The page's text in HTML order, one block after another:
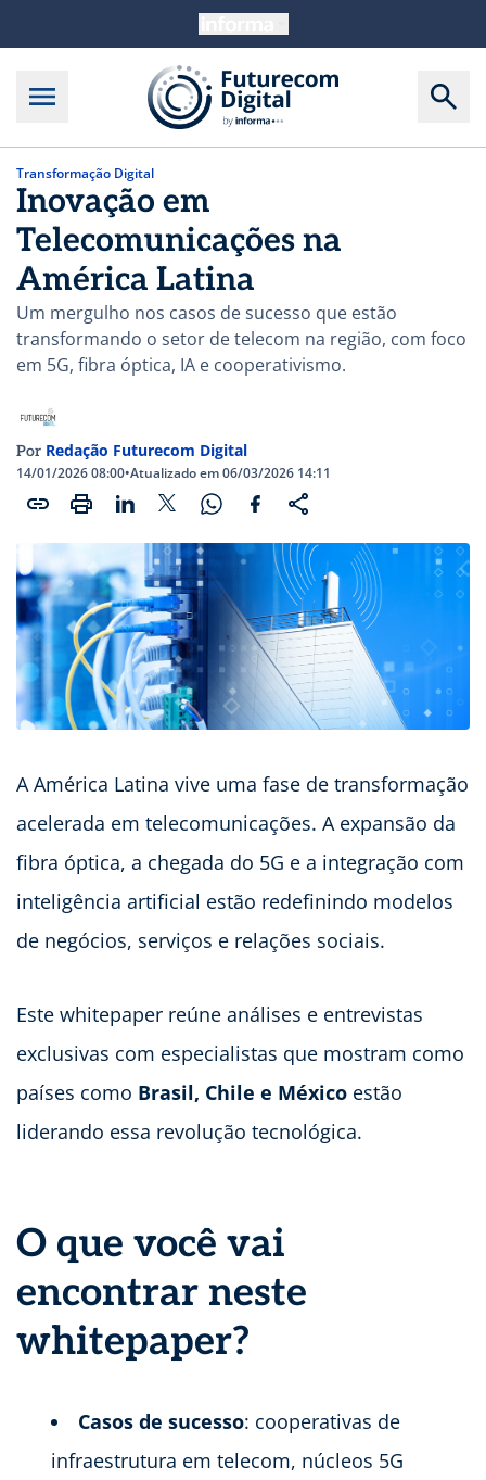
Transformação Digital
Inovação em
Telecomunicações na
América Latina
Um mergulho nos casos de sucesso que estão
transformando o setor de telecom na região, com foco
em 5G, fibra óptica, IA e cooperativismo.
Por Redação Futurecom Digital
14/01/2026 08:00•Atualizado em 06/03/2026 14:11
A América Latina vive uma fase de transformação
acelerada em telecomunicações. A expansão da
fibra óptica, a chegada do 5G e a integração com
inteligência artificial estão redefinindo modelos
de negócios, serviços e relações sociais.
Este whitepaper reúne análises e entrevistas
exclusivas com especialistas que mostram como
países como Brasil, Chile e México estão
liderando essa revolução tecnológica.
O que você vai
encontrar neste
whitepaper?
Casos de sucesso: cooperativas de
infraestrutura em telecom, núcleos 5G